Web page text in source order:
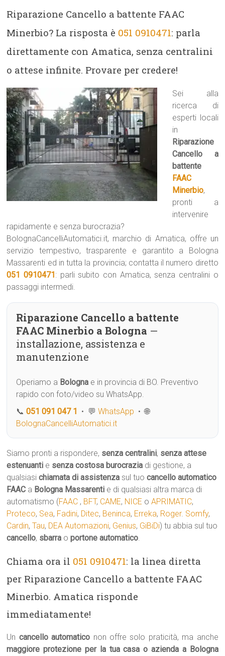
Riparazione Cancello a battente FAAC
Minerbio? La risposta è 051 0910471: parla
direttamente con Amatica, senza centralini
o attese infinite. Provare per credere!
Sei alla
ricerca di
esperti locali
in
Riparazione
Cancello a
battente
FAAC
Minerbio,
pronti a
intervenire
rapidamente e senza burocrazia?
BolognaCancelliAutomatici.it, marchio di Amatica, offre un
servizio tempestivo, trasparente e garantito a Bologna
Massarenti ed in tutta la provincia; contatta il numero diretto
051 0910471: parli subito con Amatica, senza centralini o
passaggi intermedi.
Riparazione Cancello a battente
FAAC Minerbio a Bologna —
installazione, assistenza e
manutenzione
Operiamo a Bologna e in provincia di BO. Preventivo
rapido con foto/video su WhatsApp.
📞051 091 047 1 • 💬WhatsApp • 🌐
BolognaCancelliAutomatici.it
Siamo pronti a rispondere, senza centralini, senza attese
estenuanti e senza costosa burocrazia di gestione, a
qualsiasichiamata di assistenza sul tuocancello automatico
FAAC a Bologna Massarenti e di qualsiasi altra marca di
automatismo (FAAC , BFT, CAME, NICE oAPRIMATIC,
Proteco, Sea, Fadini, Ditec, Beninca, Erreka, Roger. Somfy,
Cardin,Tau, DEA Automazioni, Genius, GiBiDi) tu abbia sul tuo
cancello, sbarra oportone automatico.
Chiama ora il 051 0910471: la linea diretta
per Riparazione Cancello a battente FAAC
Minerbio. Amatica risponde
immediatamente!
Un cancello automatico non offre solo praticità, ma anche
maggiore protezione per la tua casa o azienda a Bologna